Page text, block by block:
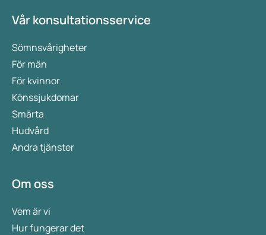
Vår konsultationsservice
Sömnsvårigheter
För män
För kvinnor
Könssjukdomar
Smärta
Hudvård
Andra tjänster
Om oss
Vem är vi
Hur fungerar det